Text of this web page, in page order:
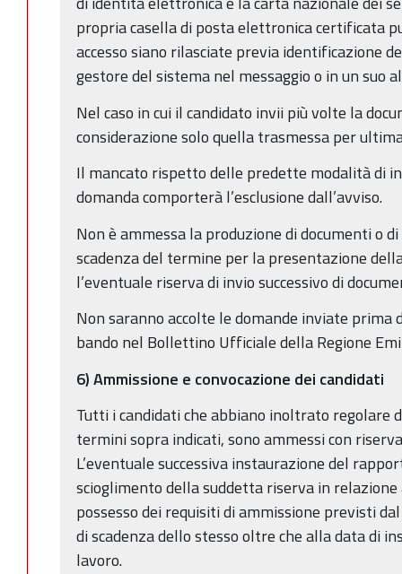
propria casella di posta elettronica certificata
accesso siano rilasciate previa identificazione
gestore del sistema nel messaggio o in un suo
Nel caso in cui il candidato invii più volte la
considerazione solo quella trasmessa per
Il mancato rispetto delle predette modalità di
domanda comporterà l’esclusione dall’avviso.
Non è ammessa la produzione di documenti o
scadenza del termine per la presentazione
l’eventuale riserva di invio successivo di
Non saranno accolte le domande inviate
bando nel Bollettino Ufficiale della Regione
6) Ammissione e convocazione dei candidati
Tutti i candidati che abbiano inoltrato regolare
termini sopra indicati, sono ammessi con
L’eventuale successiva instaurazione del
scioglimento della suddetta riserva in
possesso dei requisiti di ammissione previsti
di scadenza dello stesso oltre che alla data di
lavoro.